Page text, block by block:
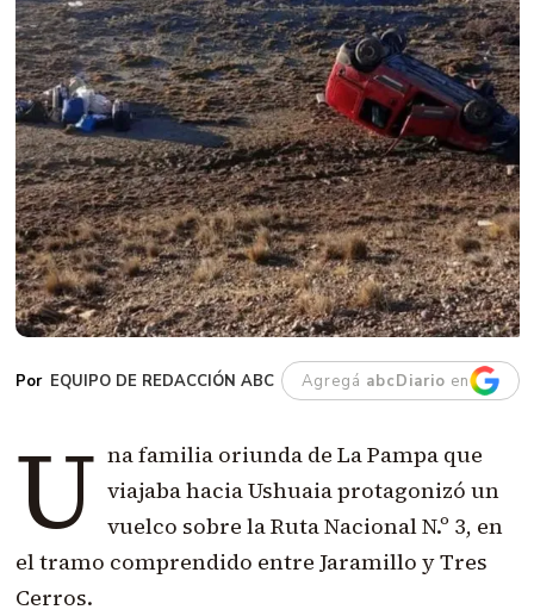
EQUIPO DE REDACCIÓN ABC Agregá abcDiario en
U na familia oriunda de La Pampa que
viajaba hacia Ushuaia protagonizó un
vuelco sobre la Ruta Nacional N.º 3, en
el tramo comprendido entre Jaramillo y Tres
Cerros.